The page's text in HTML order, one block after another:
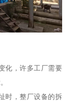
化，许多工厂需要
时，整厂设备的拆